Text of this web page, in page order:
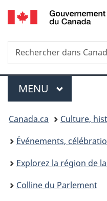
Recherche
Rechercher
dans
Menu
MENU PRINCIPAL
Vous
êtes
ici :
Canada.ca
Culture,
Événements,
Explorez la région de
Colline du Parlement